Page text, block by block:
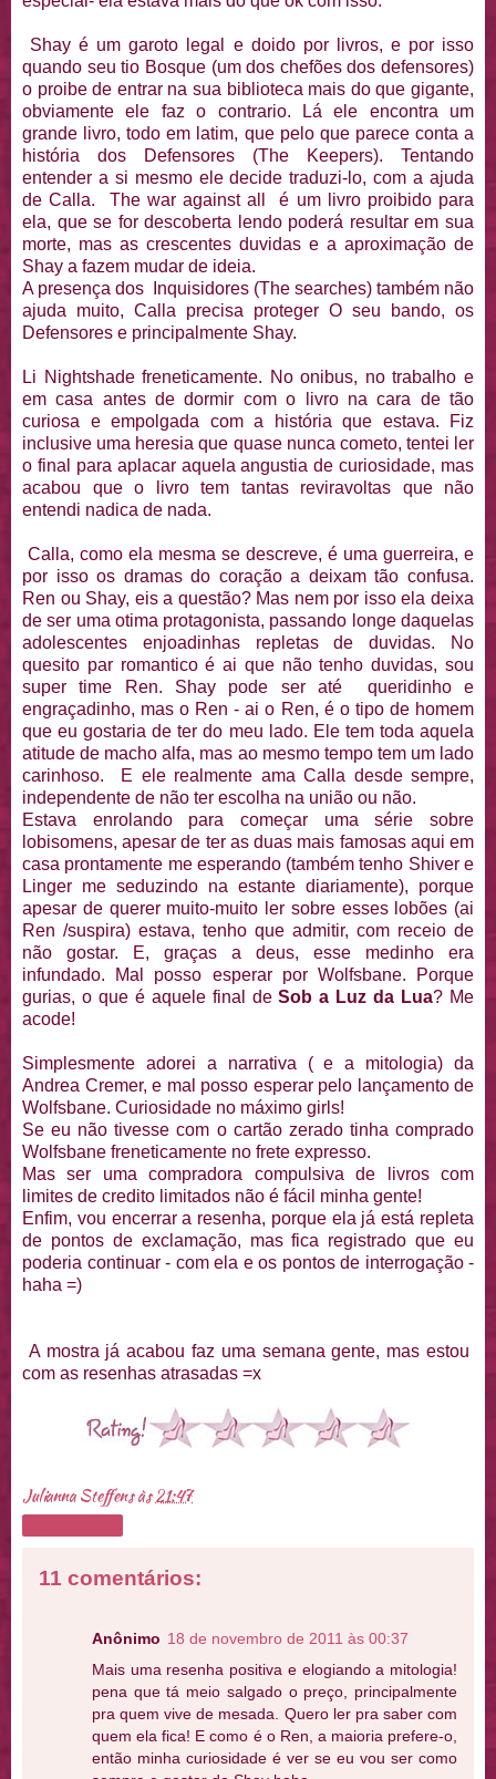
Shay é um garoto legal e doido por livros, e por isso
quando seu tio Bosque (um dos chefões dos defensores)
o proibe de entrar na sua biblioteca mais do que gigante,
obviamente ele faz o contrario. Lá ele encontra um
grande livro, todo em latim, que pelo que parece conta a
história dos Defensores (The Keepers). Tentando
entender a si mesmo ele decide traduzi-lo, com a ajuda
de Calla. The war against all é um livro proibido para
ela, que se for descoberta lendo poderá resultar em sua
morte, mas as crescentes duvidas e a aproximação de
Shay a fazem mudar de ideia.
A presença dos Inquisidores (The searches) também não
ajuda muito, Calla precisa proteger O seu bando, os
Defensores e principalmente Shay.
Li Nightshade freneticamente. No onibus, no trabalho e
em casa antes de dormir com o livro na cara de tão
curiosa e empolgada com a história que estava. Fiz
inclusive uma heresia que quase nunca cometo, tentei ler
o final para aplacar aquela angustia de curiosidade, mas
acabou que o livro tem tantas reviravoltas que não
entendi nadica de nada.
Calla, como ela mesma se descreve, é uma guerreira, e
por isso os dramas do coração a deixam tão confusa.
Ren ou Shay, eis a questão? Mas nem por isso ela deixa
de ser uma otima protagonista, passando longe daquelas
adolescentes enjoadinhas repletas de duvidas. No
quesito par romantico é ai que não tenho duvidas, sou
super time Ren. Shay pode ser até queridinho e
engraçadinho, mas o Ren - ai o Ren, é o tipo de homem
que eu gostaria de ter do meu lado. Ele tem toda aquela
atitude de macho alfa, mas ao mesmo tempo tem um lado
carinhoso. E ele realmente ama Calla desde sempre,
independente de não ter escolha na união ou não.
Estava enrolando para começar uma série sobre
lobisomens, apesar de ter as duas mais famosas aqui em
casa prontamente me esperando (também tenho Shiver e
Linger me seduzindo na estante diariamente), porque
apesar de querer muito-muito ler sobre esses lobões (ai
Ren /suspira) estava, tenho que admitir, com receio de
não gostar. E, graças a deus, esse medinho era
infundado. Mal posso esperar por Wolfsbane. Porque
gurias, o que é aquele final deSob a Luz da Lua? Me
acode!
Simplesmente adorei a narrativa ( e a mitologia) da
Andrea Cremer, e mal posso esperar pelo lançamento de
Wolfsbane. Curiosidade no máximo girls!
Se eu não tivesse com o cartão zerado tinha comprado
Wolfsbane freneticamente no frete expresso.
Mas ser uma compradora compulsiva de livros com
limites de credito limitados não é fácil minha gente!
Enfim, vou encerrar a resenha, porque ela já está repleta
de pontos de exclamação, mas fica registrado que eu
poderia continuar - com ela e os pontos de interrogação -
haha =)
A mostra já acabou faz uma semana gente, mas estou
com as resenhas atrasadas =x
Julianna Steffensàs21:47
11 comentários:
Anônimo 18 de novembro de 2011 às 00:37
Mais uma resenha positiva e elogiando a mitologia!
pena que tá meio salgado o preço, principalmente
pra quem vive de mesada. Quero ler pra saber com
quem ela fica! E como é o Ren, a maioria prefere-o,
então minha curiosidade é ver se eu vou ser como